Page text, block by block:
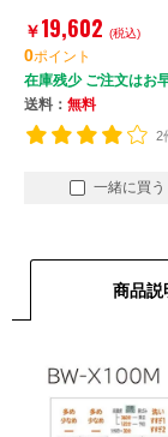
￥19,602 (税込)
0ポイント
在庫残少 ご注文はお
送料： 無料
2
一緒に買う
商品説